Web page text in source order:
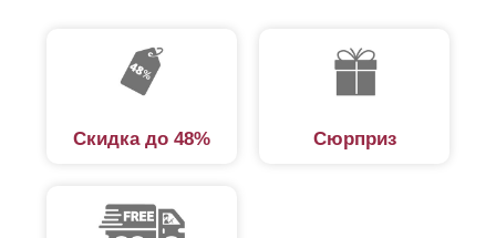
Скидка до 48% Сюрприз